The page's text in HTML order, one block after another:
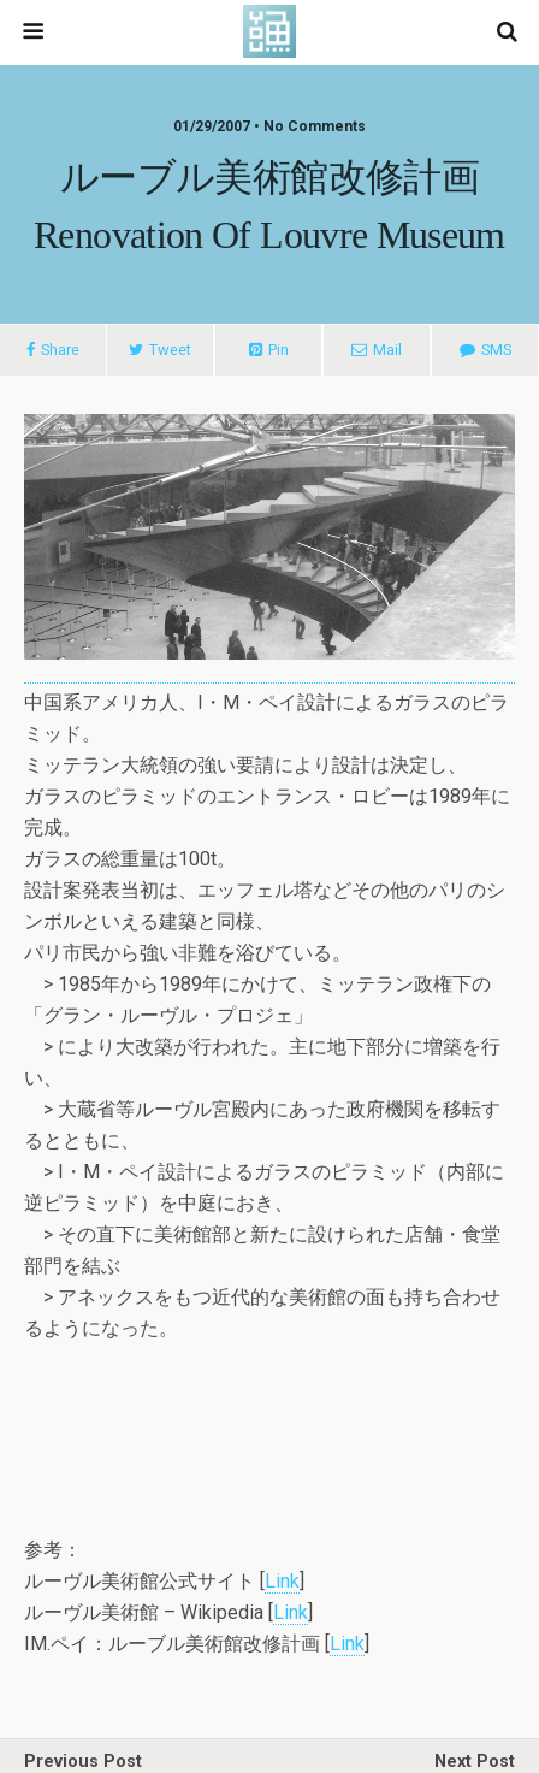
01/29/2007 • No Comments
ルーブル美術館改修計画
Renovation Of Louvre Museum
Share Tweet Pin Mail SMS
中国系アメリカ人、I・M・ペイ設計によるガラスのピラ
ミッド。
ミッテラン大統領の強い要請により設計は決定し、
ガラスのピラミッドのエントランス・ロビーは1989年に
完成。
ガラスの総重量は100t。
設計案発表当初は、エッフェル塔などその他のパリのシ
ンボルといえる建築と同様、
パリ市民から強い非難を浴びている。
> 1985年から1989年にかけて、ミッテラン政権下の
「グラン・ルーヴル・プロジェ」
> により大改築が行われた。主に地下部分に増築を行
い、
> 大蔵省等ルーヴル宮殿内にあった政府機関を移転す
るとともに、
> I・M・ペイ設計によるガラスのピラミッド（内部に
逆ピラミッド）を中庭におき、
> その直下に美術館部と新たに設けられた店舗・食堂
部門を結ぶ
> アネックスをもつ近代的な美術館の面も持ち合わせ
るようになった。
参考：
ルーヴル美術館公式サイト [Link]
ルーヴル美術館 – Wikipedia [Link]
IM.ペイ：ルーブル美術館改修計画 [Link]
Previous Post
Next Post